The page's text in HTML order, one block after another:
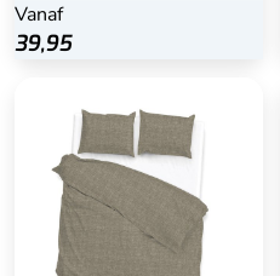
Vanaf
39,95